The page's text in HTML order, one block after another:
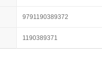
9791190389372
1190389371